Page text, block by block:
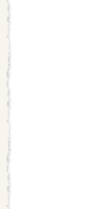
способности
веществ
сигналов
Сенсорная рецепция